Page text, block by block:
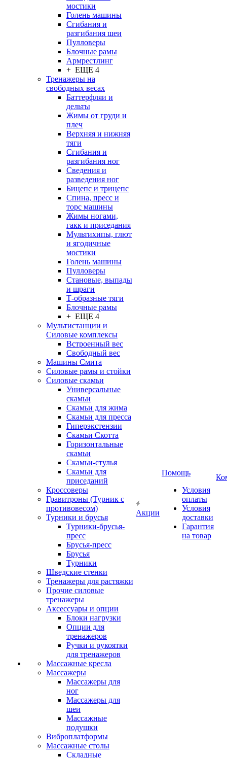
мостики
Голень машины
Сгибания и
разгибания шеи
Пулловеры
Блочные рамы
Армрестлинг
+ ЕЩЕ 4
Тренажеры на
свободных весах
Баттерфляи и
дельты
Жимы от груди и
плеч
Верхняя и нижняя
тяги
Сгибания и
разгибания ног
Сведения и
разведения ног
Бицепс и трицепс
Спина, пресс и
торс машины
Жимы ногами,
гакк и приседания
Мультихипы, глют
и ягодичные
мостики
Голень машины
Пулловеры
Становые, выпады
и шраги
Т-образные тяги
Блочные рамы
+ ЕЩЕ 4
Мультистанции и
Силовые комплексы
Встроенный вес
Свободный вес
Машины Смита
Силовые рамы и стойки
Силовые скамьи
Универсальные
скамьи
Скамьи для жима
Скамьи для пресса
Гиперэкстензии
Скамьи Скотта
Горизонтальные
скамьи
Скамьи-стулья
Скамьи для
приседаний
Кроссоверы
Гравитроны (Турник с
противовесом)
Турники и брусья
Турники-брусья-
пресс
Брусья-пресс
Брусья
Турники
Шведские стенки
Тренажеры для растяжки
Прочие силовые
тренажеры
Аксессуары и опции
Блоки нагрузки
Опции для
тренажеров
Ручки и рукоятки
для тренажеров
Массажные кресла
Массажеры
Массажеры для
ног
Массажеры для
шеи
Массажные
подушки
Виброплатформы
Массажные столы
Складные
Акции
Помощь
Условия
оплаты
Условия
доставки
Гарантия
на товар